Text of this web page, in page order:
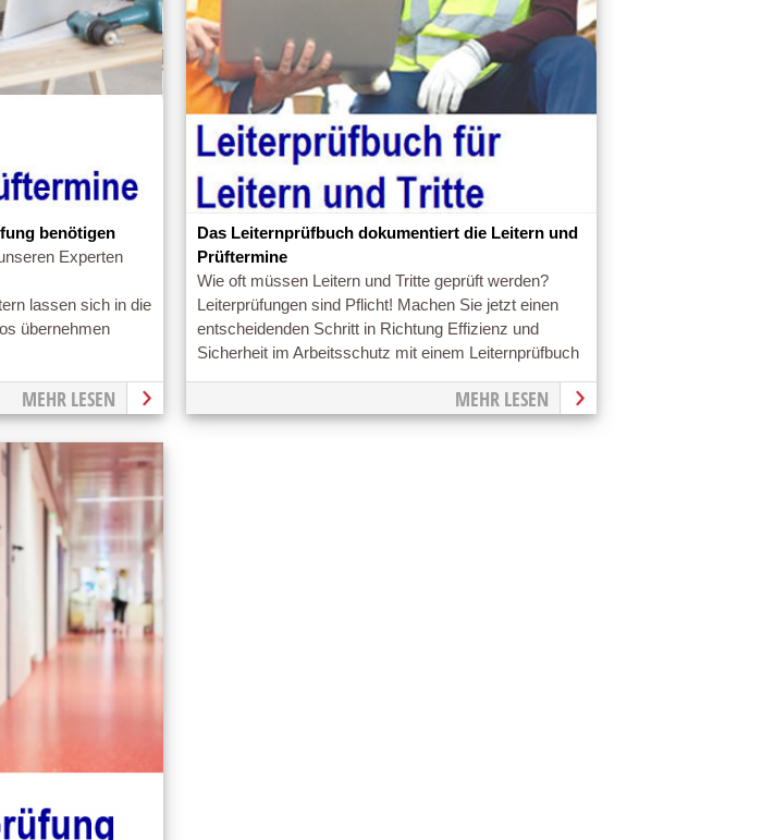
benötigen
Experten
lassen sich in die
übernehmen
MEHR LESEN
Das Leiternprüfbuch dokumentiert die Leitern und
Prüftermine
Wie oft müssen Leitern und Tritte geprüft werden?
Leiterprüfungen sind Pflicht! Machen Sie jetzt einen
entscheidenden Schritt in Richtung Effizienz und
Sicherheit im Arbeitsschutz mit einem Leiternprüfbuch
MEHR LESEN